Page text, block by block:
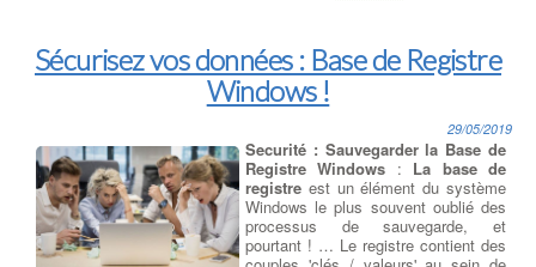
Sécurisez vos données : Base de Registre
Windows !
29/05/2019
Securité : Sauvegarder la Base de
Registre Windows : La base de
registre est un élément du système
Windows le plus souvent oublié des
processus de sauvegarde, et
pourtant ! … Le registre contient des